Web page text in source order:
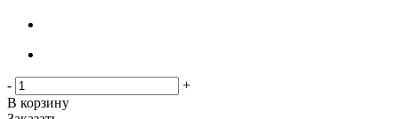
-
+
В корзину